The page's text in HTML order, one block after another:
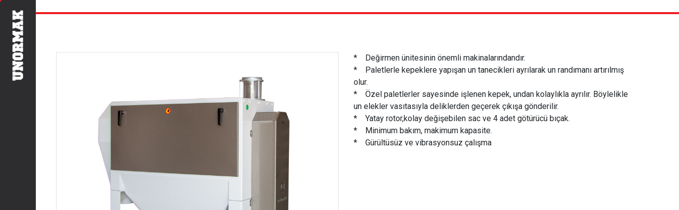
* Değirmen ünitesinin önemli makinalarındandır.
* Paletlerle kepeklere yapışan un tanecikleri ayrılarak un randımanı artırılmış
olur.
* Özel paletlerler sayesinde işlenen kepek, undan kolaylıkla ayrılır. Böylelikle
un elekler vasıtasıyla deliklerden geçerek çıkışa gönderilir.
* Yatay rotor,kolay değişebilen sac ve 4 adet götürücü bıçak.
* Minimum bakım, makimum kapasite.
* Gürültüsüz ve vibrasyonsuz çalışma